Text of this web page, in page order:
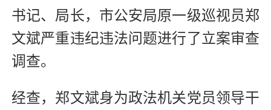
书记、局长，市公安局原一级巡视员郑
文斌严重违纪违法问题进行了立案审查
调查。
经查，郑文斌身为政法机关党员领导干